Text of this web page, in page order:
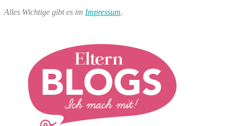
Alles Wichtige gibt es im Impressum.